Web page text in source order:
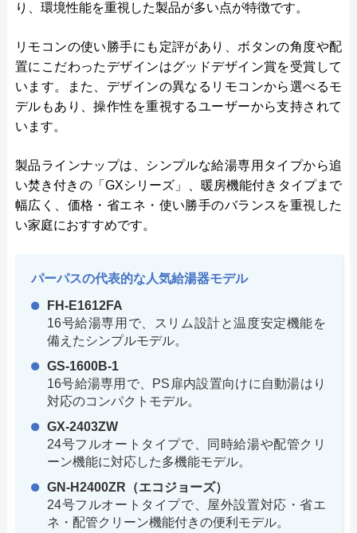
り、環境性能を重視した製品が多い点が特徴です。
リモコンの使い勝手にも定評があり、ボタンの角度や配
置にこだわったデザインはグッドデザイン賞を受賞して
います。また、デザインの異なるリモコンから選べるモ
デルもあり、操作性を重視するユーザーから支持されて
います。
製品ラインナップは、シンプルな給湯専用タイプから追
い焚き付きの「GXシリーズ」、暖房機能付きタイプまで
幅広く、価格・省エネ・使い勝手のバランスを重視した
い家庭におすすめです。
パーパスの代表的な人気給湯器モデル
FH-E1612FA
16号給湯専用で、スリム設計と温度安定機能を
備えたシンプルモデル。
GS-1600B-1
16号給湯専用で、PS扉内設置向けに自動湯はり
対応のコンパクトモデル。
GX-2403ZW
24号フルオートタイプで、同時給湯や配管クリ
ーン機能に対応した多機能モデル。
GN-H2400ZR（エコジョーズ）
24号フルオートタイプで、屋外設置対応・省エ
ネ・配管クリーン機能付きの便利モデル。